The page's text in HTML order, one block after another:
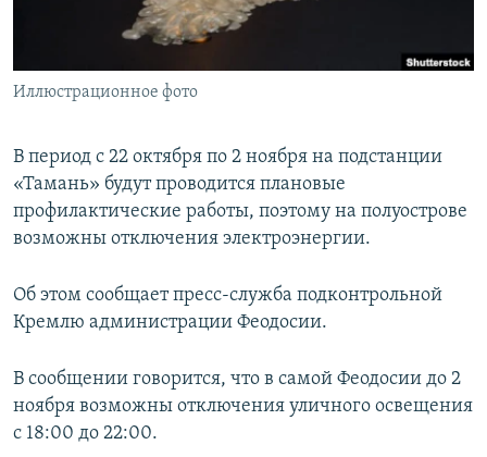
ПОБЕДИТЕЛЕЙ НЕ СУДЯТ?
ELIFBE
ПРИСОЕДИНЯЙТЕСЬ!
Все сайты RFE/RL
Иллюстрационное фото
В период с 22 октября по 2 ноября на подстанции
«Тамань» будут проводится плановые
профилактические работы, поэтому на полуострове
возможны отключения электроэнергии.
Об этом сообщает пресс-служба подконтрольной
Кремлю администрации Феодосии.
В сообщении говорится, что в самой Феодосии до 2
ноября возможны отключения уличного освещения
с 18:00 до 22:00.